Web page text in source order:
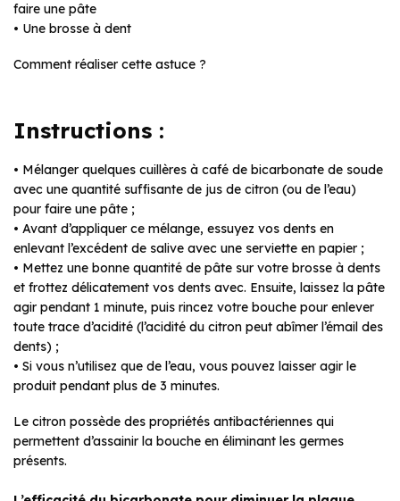
faire une pâte
• Une brosse à dent
Comment réaliser cette astuce ?
Instructions :
• Mélanger quelques cuillères à café de bicarbonate de soude
avec une quantité suffisante de jus de citron (ou de l’eau)
pour faire une pâte ;
• Avant d’appliquer ce mélange, essuyez vos dents en
enlevant l’excédent de salive avec une serviette en papier ;
• Mettez une bonne quantité de pâte sur votre brosse à dents
et frottez délicatement vos dents avec. Ensuite, laissez la pâte
agir pendant 1 minute, puis rincez votre bouche pour enlever
toute trace d’acidité (l’acidité du citron peut abîmer l’émail des
dents) ;
• Si vous n’utilisez que de l’eau, vous pouvez laisser agir le
produit pendant plus de 3 minutes.
Le citron possède des propriétés antibactériennes qui
permettent d’assainir la bouche en éliminant les germes
présents.